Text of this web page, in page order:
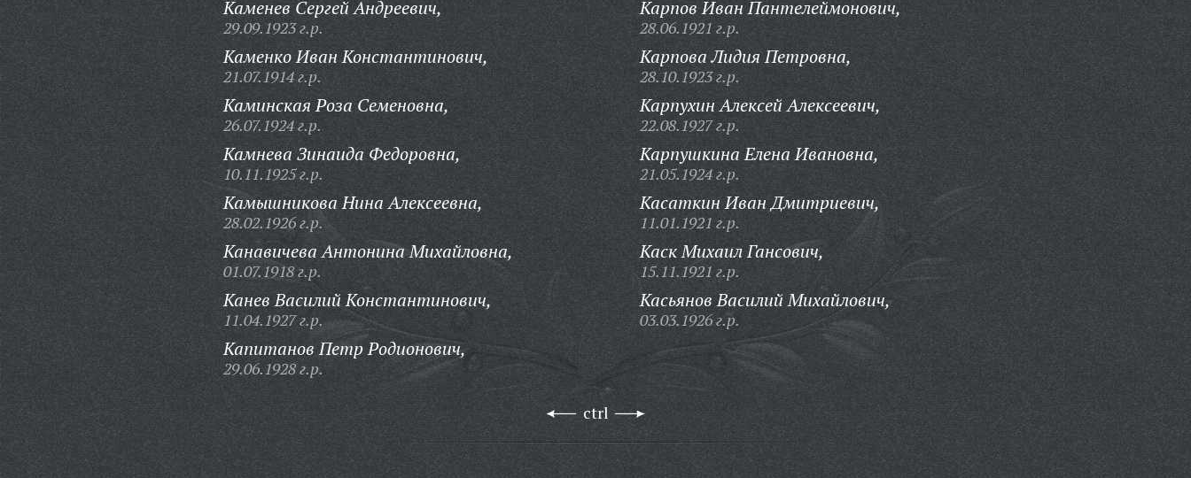
Каменев Сергей Андреевич,
29.09.1923 г.р.
Каменко Иван Константинович,
21.07.1914 г.р.
Каминская Роза Семеновна,
26.07.1924 г.р.
Камнева Зинаида Федоровна,
10.11.1925 г.р.
Камышникова Нина Алексеевна,
28.02.1926 г.р.
Канавичева Антонина Михайловна,
01.07.1918 г.р.
Канев Василий Константинович,
11.04.1927 г.р.
Капитанов Петр Родионович,
29.06.1928 г.р.
Карпов Иван Пантелеймонович,
28.06.1921 г.р.
Карпова Лидия Петровна,
28.10.1923 г.р.
Карпухин Алексей Алексеевич,
22.08.1927 г.р.
Карпушкина Елена Ивановна,
21.05.1924 г.р.
Касаткин Иван Дмитриевич,
11.01.1921 г.р.
Каск Михаил Гансович,
15.11.1921 г.р.
Касьянов Василий Михайлович,
03.03.1926 г.р.
ctrl